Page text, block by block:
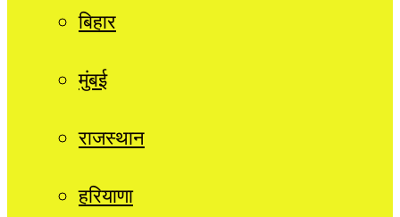
बिहार
मुंबई
राजस्थान
हरियाणा